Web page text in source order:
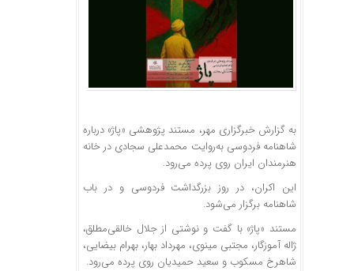
به گزارش خبرگزاری مهر، مستند پژوهشی «پاژ» درباره
شاهنامه فردوسی به‌روایت محمدعلی سجادی در خانه
هنرمندان ایران روی پرده می‌رود.
این اکران، در روز بزرگداشت فردوسی و در باب
شاهنامه برگزار می‌شود.
مستند «پاژ» با گفت و نوشتی از جلال خالقی‌مطلق،
ژاله آموزگار، مجتبی مینوی، مهرداد بهار، بهرام بیضایی،
شاهرخ مسکوب و سعید حمیدیان روی پرده می‌رود.